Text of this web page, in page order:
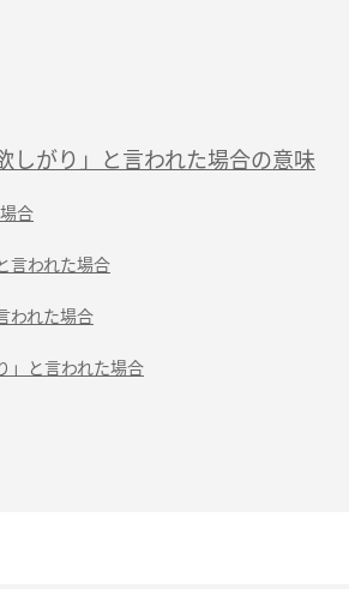
がり」と言われた場合の意味
合
言われた場合
われた場合
」と言われた場合